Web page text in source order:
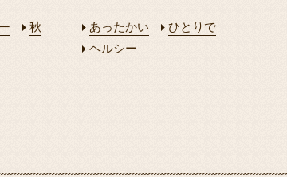
秋 あったかい
ひとりで
ヘルシー